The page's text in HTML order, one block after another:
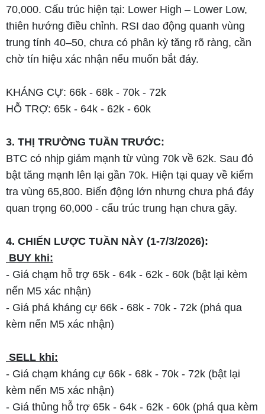
70,000. Cấu trúc hiện tại: Lower High – Lower Low,
thiên hướng điều chỉnh. RSI dao động quanh vùng
trung tính 40–50, chưa có phân kỳ tăng rõ ràng, cần
chờ tín hiệu xác nhận nếu muốn bắt đáy.
KHÁNG CỰ: 66k - 68k - 70k - 72k
HỖ TRỢ: 65k - 64k - 62k - 60k
3. THỊ TRƯỜNG TUẦN TRƯỚC:
BTC có nhịp giảm mạnh từ vùng 70k về 62k. Sau đó
bật tăng mạnh lên lại gần 70k. Hiện tại quay về kiểm
tra vùng 65,800. Biến động lớn nhưng chưa phá đáy
quan trọng 60,000 - cấu trúc trung hạn chưa gãy.
4. CHIẾN LƯỢC TUẦN NÀY (1-7/3/2026):
BUY khi:
- Giá chạm hỗ trợ 65k - 64k - 62k - 60k (bật lại kèm
nến M5 xác nhận)
- Giá phá kháng cự 66k - 68k - 70k - 72k (phá qua
kèm nến M5 xác nhận)
SELL khi:
- Giá chạm kháng cự 66k - 68k - 70k - 72k (bật lại
kèm nến M5 xác nhận)
- Giá thủng hỗ trợ 65k - 64k - 62k - 60k (phá qua kèm